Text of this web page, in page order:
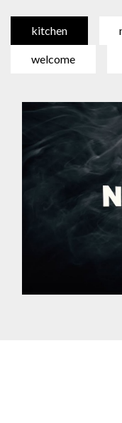
kitchen
welcome